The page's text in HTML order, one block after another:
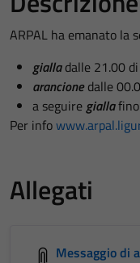
ARPAL ha emanato la
gialla dalle 21.00
arancione dalle
a seguiregialla
Per info
Allegati
Messaggio di